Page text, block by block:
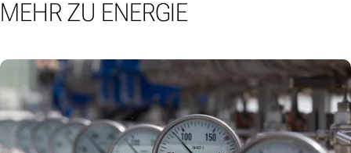
MEHR ZU ENERGIE